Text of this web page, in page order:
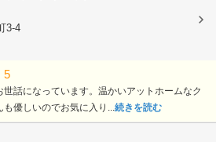
3-4
5
話になっています。温かいアットホームなク
も優しいのでお気に入り...続きを読む